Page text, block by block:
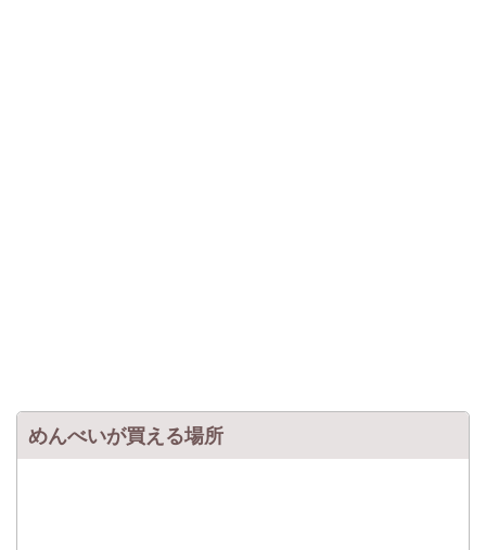
めんべいが買える場所